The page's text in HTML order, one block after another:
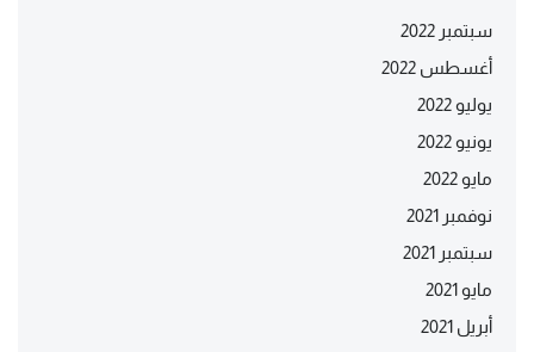
سبتمبر 2022
أغسطس 2022
يوليو 2022
يونيو 2022
مايو 2022
نوفمبر 2021
سبتمبر 2021
مايو 2021
أبريل 2021